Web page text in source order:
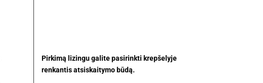
Pirkimą lizingu galite pasirinkti krepšelyje
renkantis atsiskaitymo būdą.